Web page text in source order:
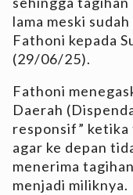
lama meski
Fathoni kepada
(29/06/25).
Fathoni
Daerah
responsif”
agar ke depan
menerima
menjadi miliknya.